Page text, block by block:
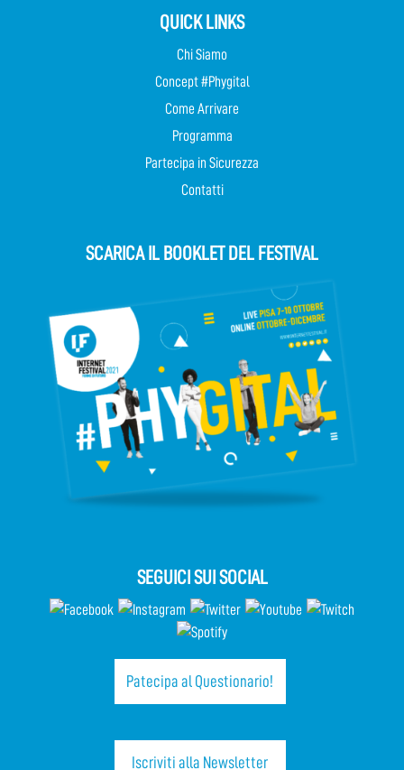
QUICK LINKS
Chi Siamo
Concept #Phygital
Come Arrivare
Programma
Partecipa in Sicurezza
Contatti
SCARICA IL BOOKLET DEL FESTIVAL
SEGUICI SUI SOCIAL
Patecipa al Questionario!
Iscriviti alla Newsletter